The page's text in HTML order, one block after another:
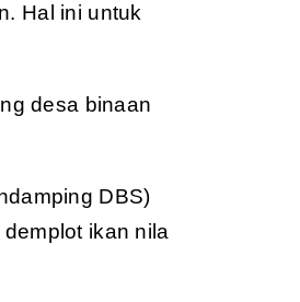
Hal ini untuk
desa binaan
DBS)
ikan nila